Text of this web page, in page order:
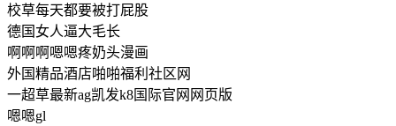
校草每天都要被打屁股
德国女人逼大毛长
啊啊啊嗯嗯疼奶头漫画
外国精品酒店啪啪福利社区网
一超草最新ag凯发k8国际官网网页版
嗯嗯gl